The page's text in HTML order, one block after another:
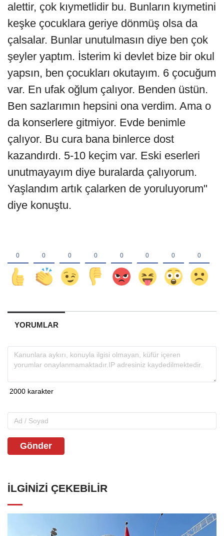
alettir, çok kıymetlidir bu. Bunların kıymetini
keşke çocuklara geriye dönmüş olsa da
çalsalar. Bunlar unutulmasın diye ben çok
şeyler yaptım. İsterim ki devlet bize bir okul
yapsın, ben çocukları okutayım. 6 çocuğum
var. En ufak oğlum çalıyor. Benden üstün.
Ben sazlarımın hepsini ona verdim. Ama o
da konserlere gitmiyor. Evde benimle
çalıyor. Bu cura bana binlerce dost
kazandırdı. 5-10 keçim var. Eski eserleri
unutmayayım diye buralarda çalıyorum.
Yaşlandım artık çalarken de yoruluyorum"
diye konuştu.
YORUMLAR
Gönder
İLGINIZI ÇEKEBILIR